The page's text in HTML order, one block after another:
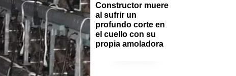
Constructor muere
al sufrir un
profundo corte en
el cuello con su
propia amoladora